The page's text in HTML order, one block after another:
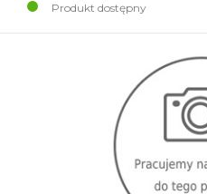
Produkt dostępny